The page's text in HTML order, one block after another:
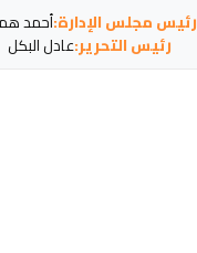
رئيس مجلس الإدارة:أحمد
رئيس التحرير:عادل البكل